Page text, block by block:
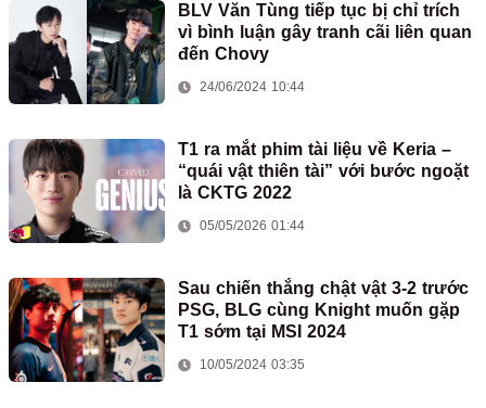
BLV Văn Tùng tiếp tục bị chỉ trích
vì bình luận gây tranh cãi liên quan
đến Chovy
24/06/2024 10:44
T1 ra mắt phim tài liệu về Keria –
“quái vật thiên tài” với bước ngoặt
là CKTG 2022
05/05/2026 01:44
Sau chiến thắng chật vật 3-2 trước
PSG, BLG cùng Knight muốn gặp
T1 sớm tại MSI 2024
10/05/2024 03:35